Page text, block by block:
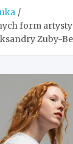
form
Zuby-